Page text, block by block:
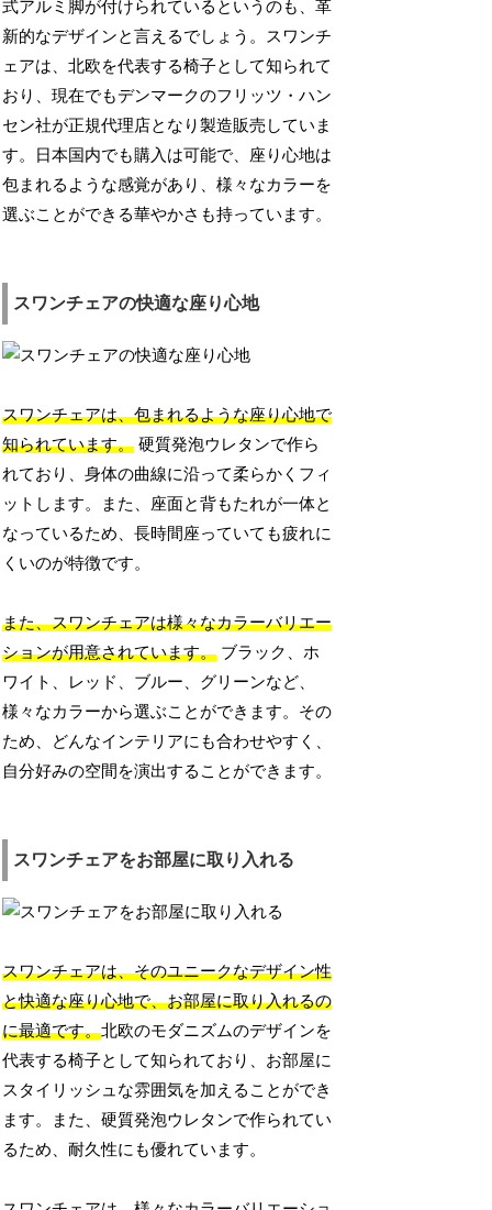
式アルミ脚が付けられているというのも、革
新的なデザインと言えるでしょう。スワンチ
ェアは、北欧を代表する椅子として知られて
おり、現在でもデンマークのフリッツ・ハン
セン社が正規代理店となり製造販売していま
す。日本国内でも購入は可能で、座り心地は
包まれるような感覚があり、様々なカラーを
選ぶことができる華やかさも持っています。
スワンチェアの快適な座り心地
スワンチェアは、包まれるような座り心地で
知られています。 硬質発泡ウレタンで作ら
れており、身体の曲線に沿って柔らかくフィ
ットします。また、座面と背もたれが一体と
なっているため、長時間座っていても疲れに
くいのが特徴です。
また、スワンチェアは様々なカラーバリエー
ションが用意されています。 ブラック、ホ
ワイト、レッド、ブルー、グリーンなど、
様々なカラーから選ぶことができます。その
ため、どんなインテリアにも合わせやすく、
自分好みの空間を演出することができます。
スワンチェアをお部屋に取り入れる
スワンチェアは、そのユニークなデザイン性
と快適な座り心地で、お部屋に取り入れるの
に最適です。北欧のモダニズムのデザインを
代表する椅子として知られており、お部屋に
スタイリッシュな雰囲気を加えることができ
ます。また、硬質発泡ウレタンで作られてい
るため、耐久性にも優れています。